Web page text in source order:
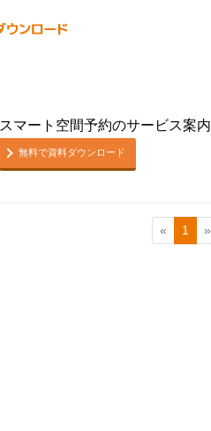
スマート空間予約のサービス案内
無料で資料ダウンロード
« 1 »